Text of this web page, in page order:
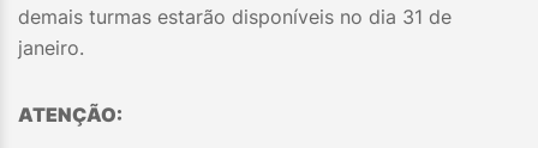
demais turmas estarão disponíveis no dia 31 de
janeiro.
ATENÇÃO: